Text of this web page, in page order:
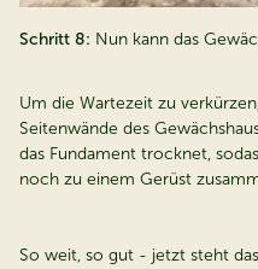
Schritt 8: Nun kann das
Um die Wartezeit zu
Seitenwände des
das Fundament trocknet,
noch zu einem Gerüst
So weit, so gut - jetzt steht